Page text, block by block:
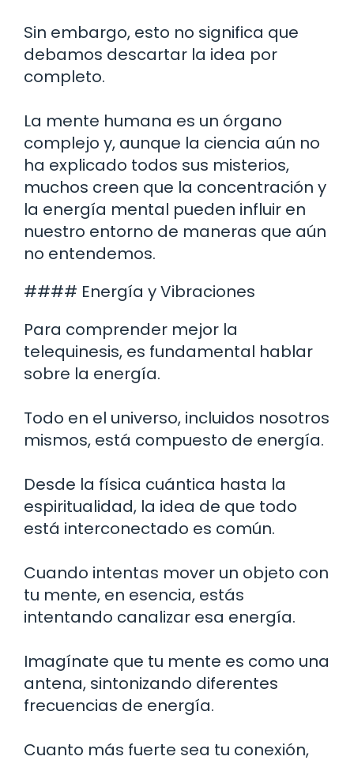
Sin embargo, esto no significa que
debamos descartar la idea por
completo.
La mente humana es un órgano
complejo y, aunque la ciencia aún no
ha explicado todos sus misterios,
muchos creen que la concentración y
la energía mental pueden influir en
nuestro entorno de maneras que aún
no entendemos.
#### Energía y Vibraciones
Para comprender mejor la
telequinesis, es fundamental hablar
sobre la energía.
Todo en el universo, incluidos nosotros
mismos, está compuesto de energía.
Desde la física cuántica hasta la
espiritualidad, la idea de que todo
está interconectado es común.
Cuando intentas mover un objeto con
tu mente, en esencia, estás
intentando canalizar esa energía.
Imagínate que tu mente es como una
antena, sintonizando diferentes
frecuencias de energía.
Cuanto más fuerte sea tu conexión,